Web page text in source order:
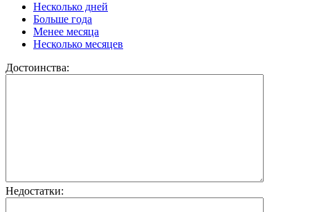
Несколько дней
Больше года
Менее месяца
Несколько месяцев
Достоинства:
Недостатки: